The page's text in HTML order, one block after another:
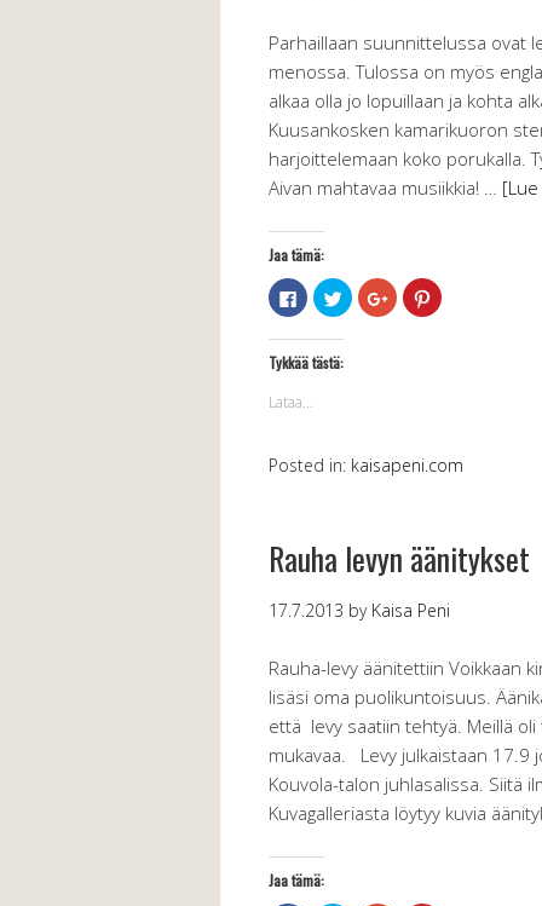
Parhaillaan suunnittelussa ovat
menossa. Tulossa on myös
alkaa olla jo lopuillaan ja kohta
Kuusankosken kamarikuoron
harjoittelemaan koko porukalla.
Aivan mahtavaa musiikkia! …
Jaa tämä:
Jaa
Facebookissa(Avautuu
uudessa
ikkunassa)
Jaa
Twitterissä(Avautuu
uudessa
Jaa
Google+
palvelussa(Avautuu
Jaa
Pinterest
Tykkää tästä:
Lataa...
Posted in: kaisapeni.com
Rauha levyn äänitykset
17.7.2013 by Kaisa Peni
Rauha-levy äänitettiin Voikkaan
lisäsi oma puolikuntoisuus.
että levy saatiin tehtyä. Meillä
mukavaa. Levy julkaistaan 17.9
Kouvola-talon juhlasalissa. Siitä
Kuvagalleriasta löytyy kuvia
Jaa tämä: